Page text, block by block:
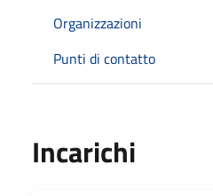
Organizzazioni
Punti di contatto
Incarichi